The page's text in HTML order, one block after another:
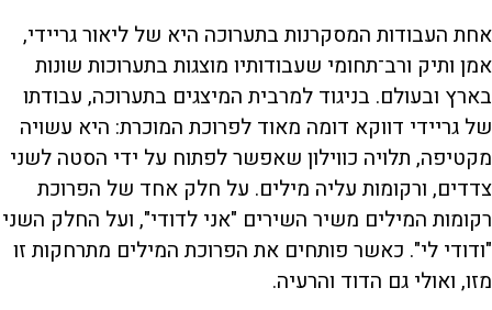
אחת העבודות המסקרנות בתערוכה היא של ליאור גריידי,
אמן ותיק ורב־תחומי שעבודותיו מוצגות בתערוכות שונות
בארץ ובעולם. בניגוד למרבית המיצגים בתערוכה, עבודתו
של גריידי דווקא דומה מאוד לפרוכת המוכרת: היא עשויה
מקטיפה, תלויה כווילון שאפשר לפתוח על ידי הסטה לשני
צדדים, ורקומות עליה מילים. על חלק אחד של הפרוכת
רקומות המילים משיר השירים "אני לדודי", ועל החלק השני
"ודודי לי". כאשר פותחים את הפרוכת המילים מתרחקות זו
מזו, ואולי גם הדוד והרעיה.